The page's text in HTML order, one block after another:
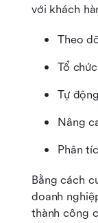
với khách
Theo
Tổ
Tự
Nâng
Phân
Bằng cách
doanh
thành công